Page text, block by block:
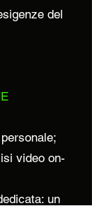
del
video on-
un